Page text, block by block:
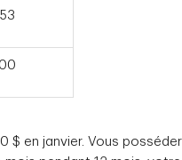
$ en janvier. Vous